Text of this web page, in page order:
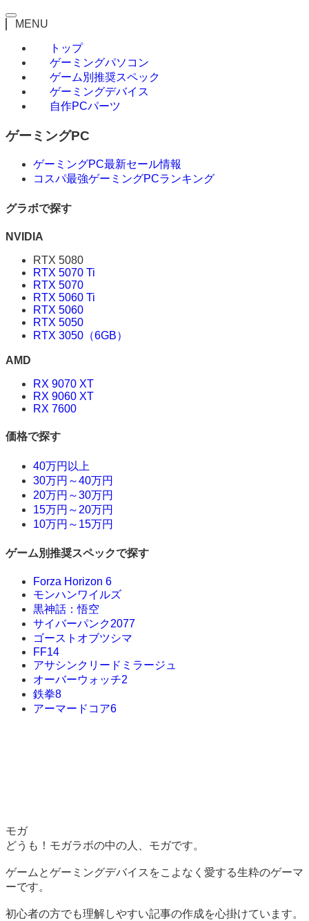
MENU
トップ
ゲーミングパソコン
ゲーム別推奨スペック
ゲーミングデバイス
自作PCパーツ
ゲーミングPC
ゲーミングPC最新セール情報
コスパ最強ゲーミングPCランキング
グラボで探す
NVIDIA
RTX 5080
RTX 5070 Ti
RTX 5070
RTX 5060 Ti
RTX 5060
RTX 5050
RTX 3050（6GB）
AMD
RX 9070 XT
RX 9060 XT
RX 7600
価格で探す
40万円以上
30万円～40万円
20万円～30万円
15万円～20万円
10万円～15万円
ゲーム別推奨スペックで探す
Forza Horizon 6
モンハンワイルズ
黒神話：悟空
サイバーパンク2077
ゴーストオブツシマ
FF14
アサシンクリードミラージュ
オーバーウォッチ2
鉄拳8
アーマードコア6
モガ
どうも！モガラボの中の人、モガです。
ゲームとゲーミングデバイスをこよなく愛する生粋のゲーマ
ーです。
初心者の方でも理解しやすい記事の作成を心掛けています。